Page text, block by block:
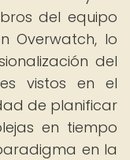
del equipo
Overwatch, lo
del
vistos en el
de planificar
en tiempo
en la